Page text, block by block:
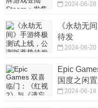
2024-06-28
《永劫无
待发
2024-06-20
Epic
国度之闲
2024-06-18